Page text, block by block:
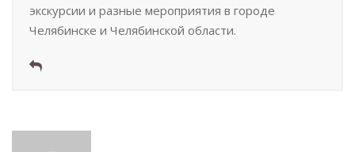
экскурсии и разные мероприятия в городе
Челябинске и Челябинской области.